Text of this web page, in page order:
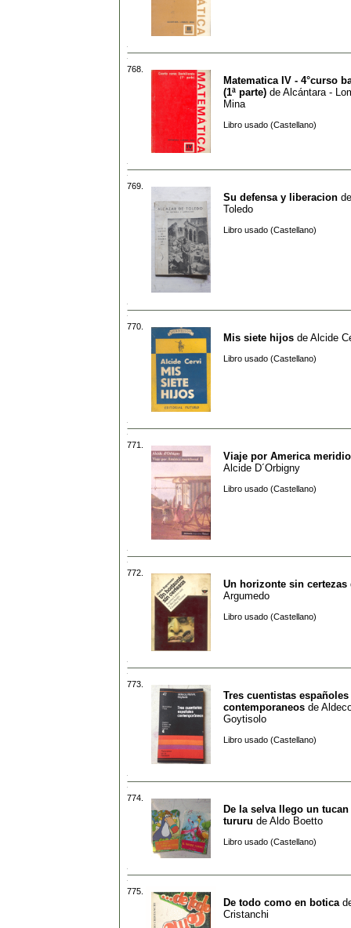
768.
Matematica IV - 4°curso
(1ª parte) de Alcántara -
Mina
Libro usado (Castellano)
769.
Su defensa y liberacion
Toledo
Libro usado (Castellano)
770.
Mis siete hijos de Alcide
Libro usado (Castellano)
771.
Viaje por America
Alcide D´Orbigny
Libro usado (Castellano)
772.
Un horizonte sin certezas
Argumedo
Libro usado (Castellano)
773.
Tres cuentistas españoles
contemporaneos de
Goytisolo
Libro usado (Castellano)
774.
De la selva llego un
tururu de Aldo Boetto
Libro usado (Castellano)
775.
De todo como en botica
Cristanchi